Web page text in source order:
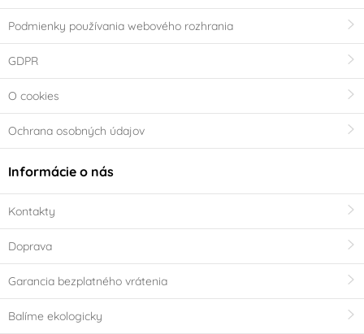
Podmienky používania webového rozhrania
GDPR
O cookies
Ochrana osobných údajov
Informácie o nás
Kontakty
Doprava
Garancia bezplatného vrátenia
Balíme ekologicky